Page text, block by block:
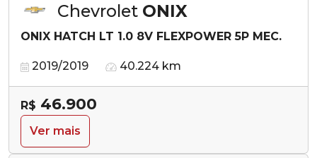
Chevrolet ONIX
ONIX HATCH LT 1.0 8V FLEXPOWER 5P MEC.
2019/2019 40.224 km
R$ 46.900
Ver mais